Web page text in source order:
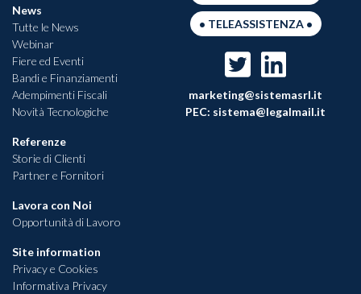
News
Tutte le News
Webinar
Fiere ed Eventi
Bandi e Finanziamenti
Adempimenti Fiscali
Novità Tecnologiche
Referenze
Storie di Clienti
Partner e Fornitori
Lavora con Noi
Opportunità di Lavoro
Site information
Privacy e Cookies
Informativa Privacy
• TELEASSISTENZA •
marketing@sistemasrl.it
PEC: sistema@legalmail.it